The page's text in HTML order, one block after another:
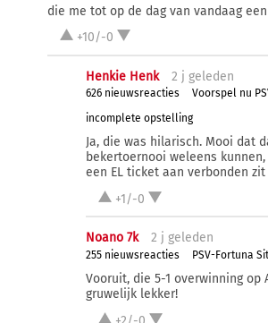
die me tot op de dag van vandaag
+10/-0
Henkie Henk 2 j geleden
626 nieuwsreacties
Voorspel nu
incomplete opstelling
Ja, die was hilarisch. Mooi dat
bekertoernooi weleens
een EL ticket aan verbonden
+1/-0
Noano 7k 2 j geleden
255 nieuwsreacties PSV-Fortuna
Vooruit, die 5-1 overwinning op
gruwelijk lekker!